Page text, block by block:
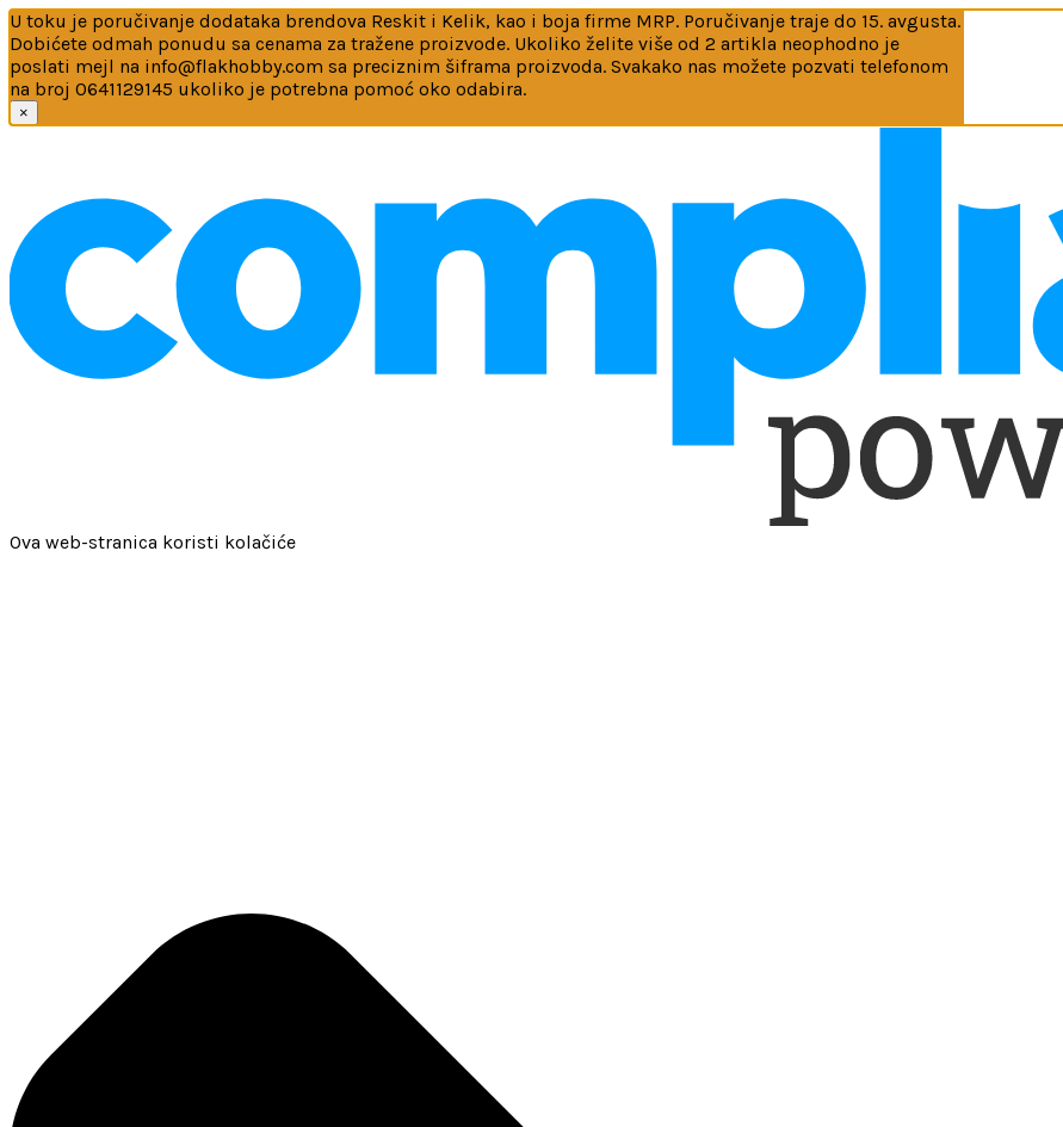
U toku je poručivanje dodataka brendova Reskit i Kelik, kao i boja firme MRP. Poručivanje traje do 15. avgusta.
Dobićete odmah ponudu sa cenama za tražene proizvode. Ukoliko želite više od 2 artikla neophodno je
poslati mejl na info@flakhobby.com sa preciznim šiframa proizvoda. Svakako nas možete pozvati telefonom
na broj 0641129145 ukoliko je potrebna pomoć oko odabira.
×
Ova web-stranica koristi kolačiće